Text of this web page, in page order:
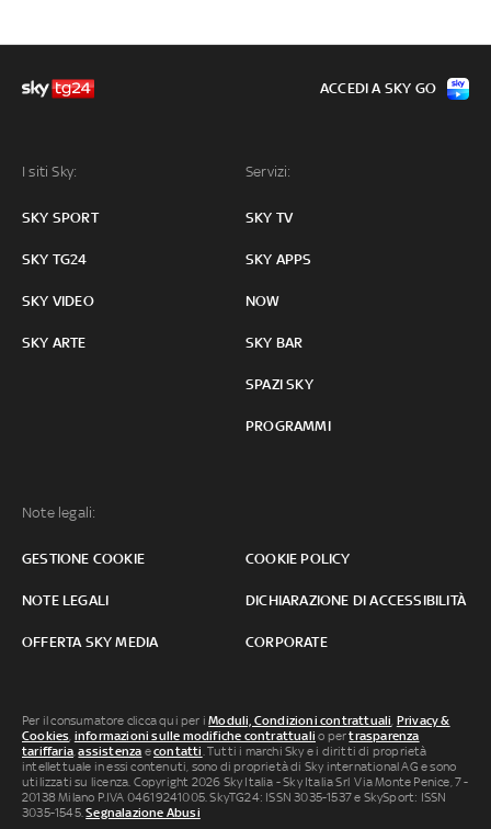
I siti Sky:
SKY SPORT
SKY TG24
SKY VIDEO
SKY ARTE
Servizi:
SKY TV
SKY APPS
NOW
SKY BAR
SPAZI SKY
PROGRAMMI
Note legali:
GESTIONE COOKIE COOKIE POLICY
NOTE LEGALI DICHIARAZIONE DI ACCESSIBILITÀ
OFFERTA SKY MEDIA CORPORATE
ACCEDI A SKY GO
Per il consumatore clicca qui per iModuli, Condizioni contrattuali, Privacy &
Cookies, informazioni sulle modifiche contrattuali o pertrasparenza
tariffaria,assistenza econtatti. Tutti i marchi Sky e i diritti di proprietà
intellettuale in essi contenuti, sono di proprietà di Sky international AG e sono
utilizzati su licenza. Copyright 2026 Sky Italia - Sky Italia Srl Via Monte Penice, 7 -
20138 Milano P.IVA 04619241005. SkyTG24: ISSN 3035-1537 e SkySport: ISSN
3035-1545.Segnalazione Abusi